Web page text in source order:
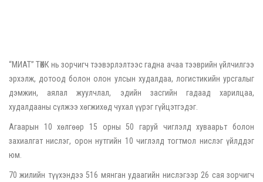
“МИАТ” ТӨХК нь зорчигч тээвэрлэлтээс гадна ачаа тээврийн үйлчилгээ
эрхэлж, дотоод болон олон улсын худалдаа, логистикийн урсгалыг
дэмжин, аялал жуулчлал, эдийн засгийн гадаад харилцаа,
худалдааны сүлжээ хөгжихөд чухал үүрэг гүйцэтгэдэг.
Агаарын 10 хөлгөөр 15 орны 50 гаруй чиглэлд хуваарьт болон
захиалгат нислэг, орон нутгийн 10 чиглэлд тогтмол нислэг үйлддэг
юм.
70 жилийн түүхэндээ 516 мянган удаагийн нислэгээр 26 сая зорчигч